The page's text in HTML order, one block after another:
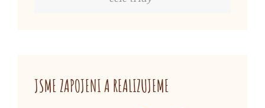
JSME ZAPOJENI A REALIZUJEME